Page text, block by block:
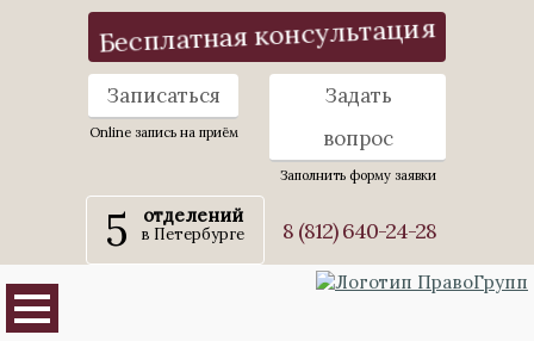
Бесплатная консультация
Записаться
Online запись на приём
Задать
вопрос
Заполнить форму заявки
5 отделений
в Петербурге 8 (812) 640-24-28